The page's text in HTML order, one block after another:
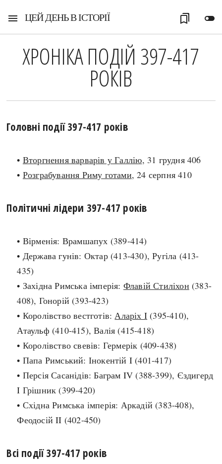
menu ЦЕЙ ДЕНЬ В ІСТОРІЇ toggle_off
bookmarks
СЬОГОДНІ
ЗАГОЛОВКИ
ПРАВИЛА ЖИТТЯ
ВИ (НЕ) ЗНАЛИ
КРУГЛІ ДАТИ
КАРТИ
НОТА БЕНЕ
ФОТОІСТОРІЇ
ІНФОГРАФІКА
ПРЯМА МОВА
МОЯ ІСТОРІЯ
Архітектура і будівництво
ХРОНІКА ПОДІЙ 397-417
РОКІВ
Головні події 397-417 років
• Вторгнення варварів у Галлію, 31 грудня 406
• Розграбування Риму готами, 24 серпня 410
Політичні лідери 397-417 років
• Вірменія: Врамшапух (389-414)
• Держава гунів: Октар (413-430), Ругіла (413-
435)
• Західна Римська імперія: Флавій Стиліхон (383-
408), Гонорій (393-423)
• Королівство вестготів:Аларіх I (395-410),
Атаульф (410-415), Валія (415-418)
• Королівство свевів: Гермерік (409-438)
• Папа Римський: Інокентій I (401-417)
• Персія Сасанідів: Баграм IV (388-399), Єздигерд
I Грішник (399-420)
• Східна Римська імперія: Аркадій (383-408),
Феодосій II (402-450)
Всі події 397-417 років